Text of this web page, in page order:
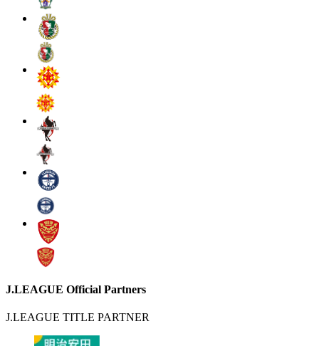
J.LEAGUE Official Partners
J.LEAGUE TITLE PARTNER